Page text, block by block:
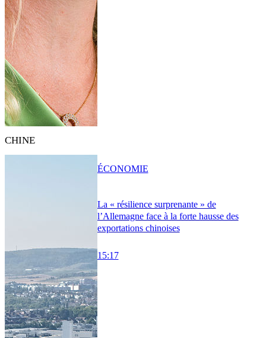
CHINE
La « résilience surprenante » de
l’Allemagne face à la forte hausse des
exportations chinoises
15:17
ÉCONOMIE